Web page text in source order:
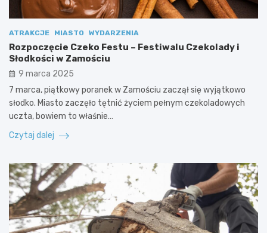
ATRAKCJE MIASTO WYDARZENIA
Rozpoczęcie Czeko Festu – Festiwalu Czekolady i
Słodkości w Zamościu
9 marca 2025
7 marca, piątkowy poranek w Zamościu zaczął się wyjątkowo
słodko. Miasto zaczęło tętnić życiem pełnym czekoladowych
uczta, bowiem to właśnie…
Czytaj dalej